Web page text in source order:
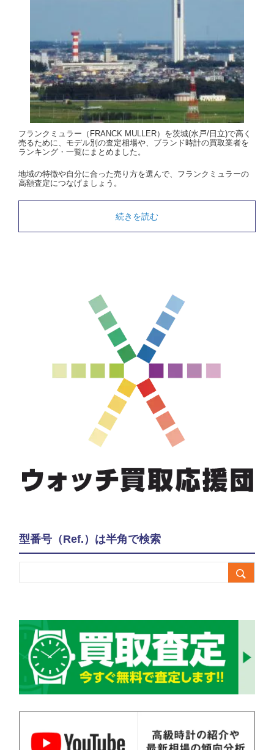
フランクミュラー（FRANCK MULLER）を茨城(水戸/日立)で高く
売るために、モデル別の査定相場や、ブランド時計の買取業者を
ランキング・一覧にまとめました。
地域の特徴や自分に合った売り方を選んで、フランクミュラーの
高額査定につなげましょう。
続きを読む
型番号（Ref.）は半角で検索
